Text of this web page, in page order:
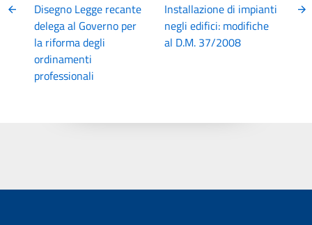
Disegno Legge recante
delega al Governo per
la riforma degli
ordinamenti
professionali
Installazione di impianti
negli edifici: modifiche
al D.M. 37/2008